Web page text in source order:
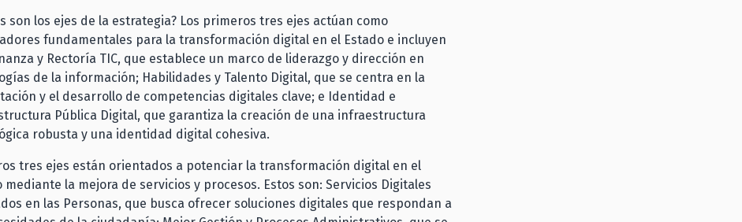
son los ejes de la estrategia? Los primeros tres ejes actúan como
fundamentales para la transformación digital en el Estado e incluyen
y Rectoría TIC, que establece un marco de liderazgo y dirección en
de la información; Habilidades y Talento Digital, que se centra en la
y el desarrollo de competencias digitales clave; e Identidad e
Pública Digital, que garantiza la creación de una infraestructura
robusta y una identidad digital cohesiva.
tres ejes están orientados a potenciar la transformación digital en el
mediante la mejora de servicios y procesos. Estos son: Servicios Digitales
en las Personas, que busca ofrecer soluciones digitales que respondan a